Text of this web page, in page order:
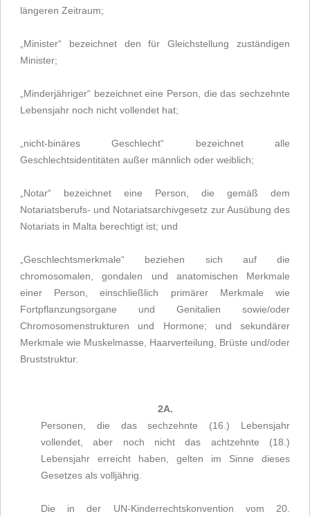
längeren Zeitraum;
„Minister“ bezeichnet den für Gleichstellung zuständigen
Minister;
„Minderjähriger“ bezeichnet eine Person, die das sechzehnte
Lebensjahr noch nicht vollendet hat;
„nicht-binäres Geschlecht“ bezeichnet alle
Geschlechtsidentitäten außer männlich oder weiblich;
„Notar“ bezeichnet eine Person, die gemäß dem
Notariatsberufs- und Notariatsarchivgesetz zur Ausübung des
Notariats in Malta berechtigt ist; und
„Geschlechtsmerkmale“ beziehen sich auf die
chromosomalen, gondalen und anatomischen Merkmale
einer Person, einschließlich primärer Merkmale wie
Fortpflanzungsorgane und Genitalien sowie/oder
Chromosomenstrukturen und Hormone; und sekundärer
Merkmale wie Muskelmasse, Haarverteilung, Brüste und/oder
Bruststruktur.
2A.
Personen, die das sechzehnte (16.) Lebensjahr
vollendet, aber noch nicht das achtzehnte (18.)
Lebensjahr erreicht haben, gelten im Sinne dieses
Gesetzes als volljährig.
Die in der UN-Kinderrechtskonvention vom 20.